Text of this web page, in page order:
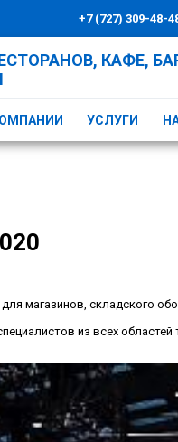
+7 (727) 309-48-
КАФЕ,
УСЛУГИ
магазинов, складского
из всех